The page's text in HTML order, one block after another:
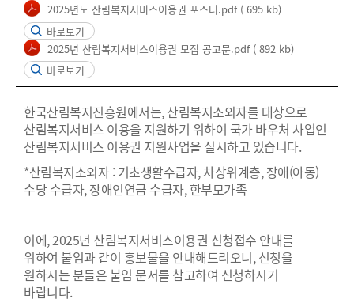
2025년도 산림복지서비스이용권 포스터.pdf ( 695 kb)
바로보기
2025년 산림복지서비스이용권 모집 공고문.pdf ( 892 kb)
바로보기
​한국산림복지진흥원에서는, 산림복지소외자를 대상으로
산림복지서비스 이용을 지원하기 위하여 국가 바우처 사업인
산림복지서비스 이용권 지원사업을 실시하고 있습니다.
*산림복지소외자 : 기초생활수급자, 차상위계층, 장애(아동)
수당 수급자, 장애인연금 수급자, 한부모가족
​이에, 2025년 산림복지서비스이용권 신청접수 안내를
위하여 붙임과 같이 홍보물을 안내해드리오니, 신청을
원하시는 분들은 붙임 문서를 참고하여 신청하시기
바랍니다.